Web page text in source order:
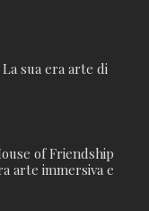
La sua era arte di
of Friendship
arte immersiva e